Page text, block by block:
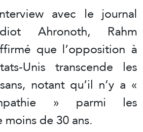
avec le journal
Ahronoth, Rahm
que l’opposition à
Unis transcende les
notant qu’il n’y a «
» parmi les
de 30 ans.